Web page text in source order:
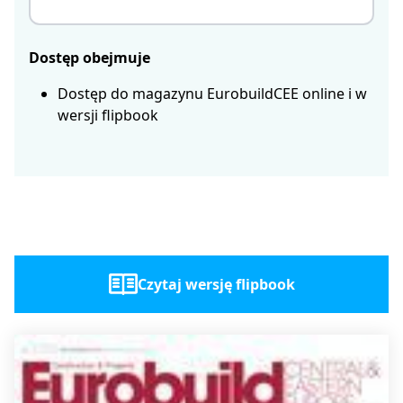
Dostęp obejmuje
Dostęp do magazynu EurobuildCEE online i w
wersji flipbook
Czytaj wersję flipbook